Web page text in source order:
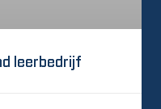
leerbedrijf